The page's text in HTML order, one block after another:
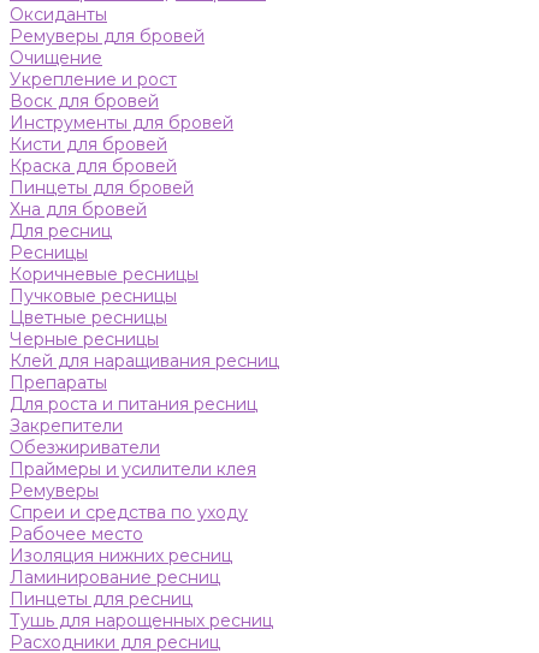
Оксиданты
Ремуверы для бровей
Очищение
Укрепление и рост
Воск для бровей
Инструменты для бровей
Кисти для бровей
Краска для бровей
Пинцеты для бровей
Хна для бровей
Для ресниц
Ресницы
Коричневые ресницы
Пучковые ресницы
Цветные ресницы
Черные ресницы
Клей для наращивания ресниц
Препараты
Для роста и питания ресниц
Закрепители
Обезжириватели
Праймеры и усилители клея
Ремуверы
Спреи и средства по уходу
Рабочее место
Изоляция нижних ресниц
Ламинирование ресниц
Пинцеты для ресниц
Тушь для нарощенных ресниц
Расходники для ресниц